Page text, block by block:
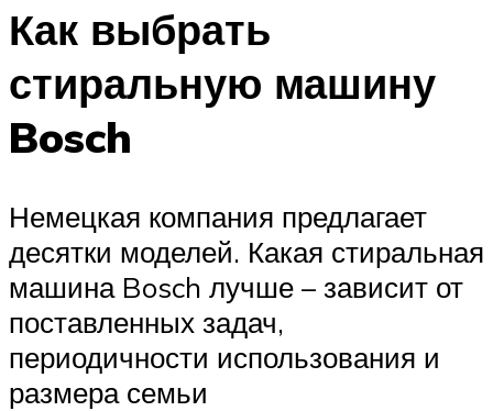
Как выбрать
стиральную машину
Bosch
Немецкая компания предлагает
десятки моделей. Какая стиральная
машина Bosch лучше – зависит от
поставленных задач,
периодичности использования и
размера семьи